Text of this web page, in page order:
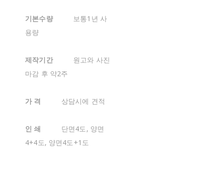
기본수량
보통1년 사
용량
제작기간
원고와 사진
마감 후 약2주
가 격 상담시에 견적
인 쇄
단면4도, 양면
4+4도, 양면4도+1도